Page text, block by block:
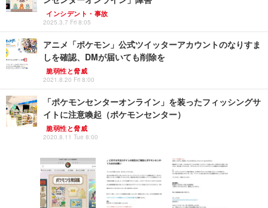
インシデント・事故
2025.3.7 Fri 8:05
アニメ「ポケモン」公式ツイッターアカウントのなりすま
しを確認、DMが届いても削除を
脆弱性と脅威
2021.8.20 Fri 8:00
「ポケモンセンターオンライン」を装ったフィッシングサ
イトに注意喚起（ポケモンセンター）
脆弱性と脅威
2020.8.11 Tue 8:00